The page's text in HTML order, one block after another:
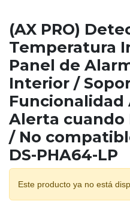
(AX PRO)
Temperatura
Panel de
Interior /
Alerta cuando
/ No
DS-PHA64-LP
Este producto ya no está